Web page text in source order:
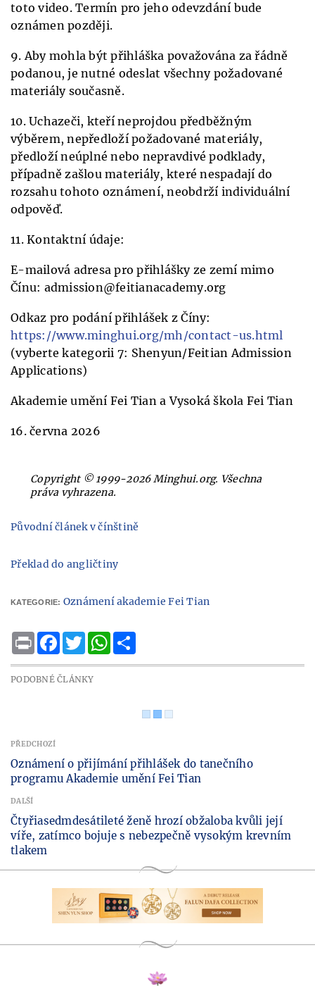
toto video. Termín pro jeho odevzdání bude
oznámen později.
9. Aby mohla být přihláška považována za řádně
podanou, je nutné odeslat všechny požadované
materiály současně.
10. Uchazeči, kteří neprojdou předběžným
výběrem, nepředloží požadované materiály,
předloží neúplné nebo nepravdivé podklady,
případně zašlou materiály, které nespadají do
rozsahu tohoto oznámení, neobdrží individuální
odpověď.
11. Kontaktní údaje:
E-mailová adresa pro přihlášky ze zemí mimo
Čínu: admission@feitianacademy.org
Odkaz pro podání přihlášek z Číny:
https://www.minghui.org/mh/contact-us.html
(vyberte kategorii 7: Shenyun/Feitian Admission
Applications)
Akademie umění Fei Tian a Vysoká škola Fei Tian
16. června 2026
Copyright © 1999-2026 Minghui.org. Všechna
práva vyhrazena.
Původní článek v čínštině
Překlad do angličtiny
KATEGORIE: Oznámení akademie Fei Tian
Print FacebookTwitterWhatsApp
PODOBNÉ ČLÁNKY
PŘEDCHOZÍ
Oznámení o přijímání přihlášek do tanečního
programu Akademie umění Fei Tian
DALŠÍ
Čtyřiasedmdesátileté ženě hrozí obžaloba kvůli její
víře, zatímco bojuje s nebezpečně vysokým krevním
tlakem